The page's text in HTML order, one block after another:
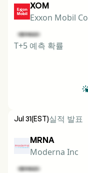
XOM
Exxon Mobil
T+5 예측 확률
Jul 31(EST)실적 발표
MRNA
Moderna Inc